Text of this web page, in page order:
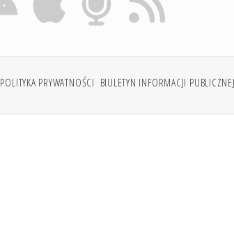
POLITYKA PRYWATNOŚCI BIULETYN INFORMACJI PUBLICZNEJ